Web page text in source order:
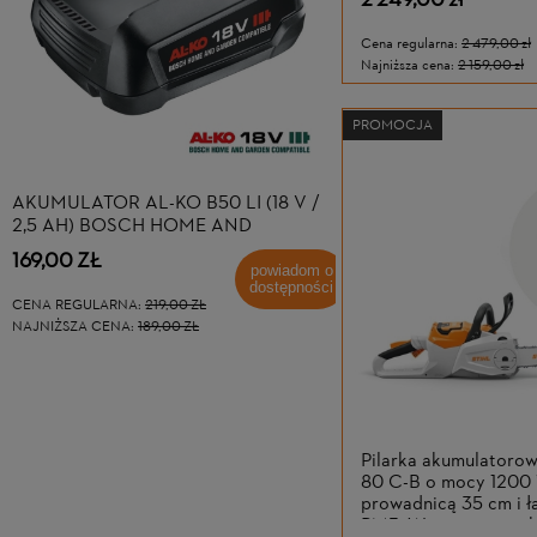
AKUMULATOR AL-KO B50 LI (18 V /
2,5 AH) BOSCH HOME AND
GARDEN COMPATIBLE
169,00 ZŁ
CENA REGULARNA: 219,00 ZŁ
NAJNIŻSZA CENA: 189,00 ZŁ
powiadom o
dostępności
PILARKA
C-M O MOCY 4,1 KM
MIX I PROWADNICĄ
CENA REGULARNA:4 099,00
NAJNIŻSZA CENA: 3 289,00
Cena regularna: 2 479,00 zł
Najniższa cena: 2 159,00 zł
Pilarka
80 C-B o mocy 1200
prowadnicą 35 cm i
PM3. W zestawie z
PROMOCJA